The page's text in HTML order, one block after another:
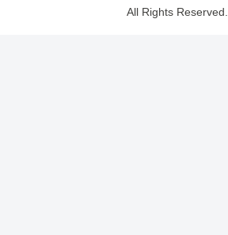
All Rights Reserved.